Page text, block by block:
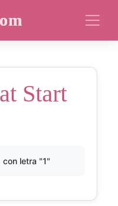
Start
con letra "1"